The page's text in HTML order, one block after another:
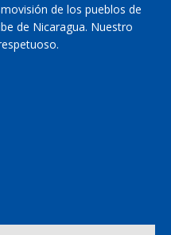
de los pueblos de
de Nicaragua. Nuestro